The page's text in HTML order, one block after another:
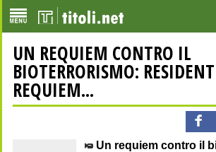
UN REQUIEM CONTRO IL
BIOTERRORISMO:
REQUIEM...
Un requiem contro il